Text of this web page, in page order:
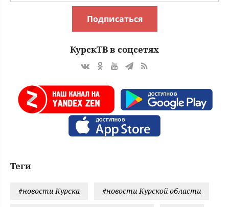
Подписаться
КурскТВ в соцсетях
Теги
#новости Курска #новости Курской области